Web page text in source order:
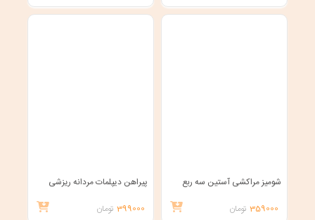
شومیز مراکشی آستین سه ربع
359000 تومان
پیراهن دیپلمات مردانه ریزشی
399000 تومان